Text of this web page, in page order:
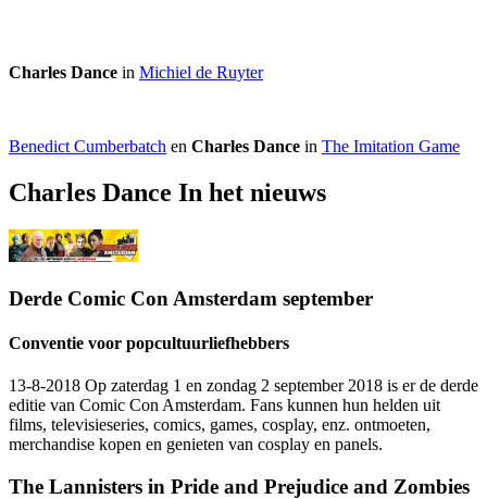
Charles Dance in Michiel de Ruyter
Benedict Cumberbatch en Charles Dance in The Imitation Game
Charles Dance In het nieuws
Derde Comic Con Amsterdam september
Conventie voor popcultuurliefhebbers
13-8-2018 Op zaterdag 1 en zondag 2 september 2018 is er de derde
editie van Comic Con Amsterdam. Fans kunnen hun helden uit
films, televisieseries, comics, games, cosplay, enz. ontmoeten,
merchandise kopen en genieten van cosplay en panels.
The Lannisters in Pride and Prejudice and Zombies